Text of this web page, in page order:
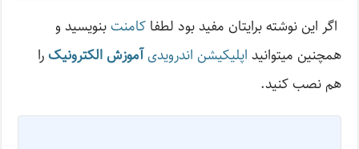
اگر این نوشته‌ برایتان مفید بود لطفاکامنت بنویسید و
همچنین میتوانید اپلیکیشن اندرویدیآموزش الکترونیک را
هم نصب کنید.